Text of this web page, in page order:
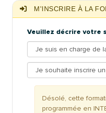
M'INSCRIRE À LA
Veuillez décrire votre
Désolé, cette
programmée en